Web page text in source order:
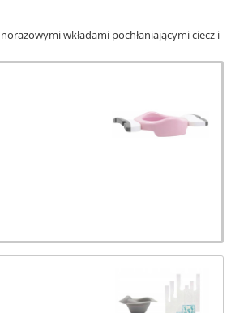
wkładami pochłaniającymi ciecz i